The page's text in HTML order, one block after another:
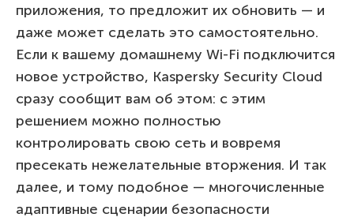
приложения, то предложит их обновить — и
даже может сделать это самостоятельно.
Если к вашему домашнему Wi-Fi подключится
новое устройство, Kaspersky Security Cloud
сразу сообщит вам об этом: с этим
решением можно полностью
контролировать свою сеть и вовремя
пресекать нежелательные вторжения. И так
далее, и тому подобное — многочисленные
адаптивные сценарии безопасности